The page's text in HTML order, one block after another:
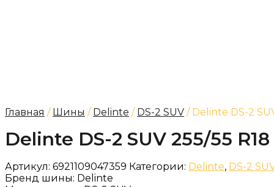
Главная / Шины / Delinte / DS-2 SUV / Delinte DS-2
Delinte DS-2 SUV 255/55
Артикул: 6921109047359 Категории: Delinte, DS-2
Бренд шины: Delinte